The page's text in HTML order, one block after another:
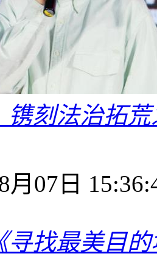
镌刻法治拓
月07日
寻找最美目